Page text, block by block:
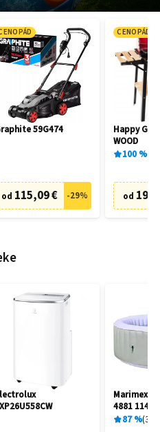
59G474
od 115,09 € -29%
CENOPÁD
Happy
WOOD
100%
od
Marimex
4881
87% 3